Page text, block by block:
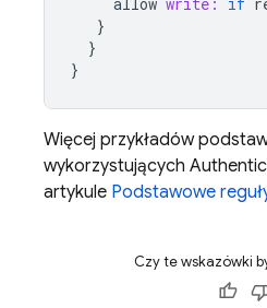
}
}
}
Więcej przykładów
wykorzystujących
artykule Podstawowe
Czy te wskazówki